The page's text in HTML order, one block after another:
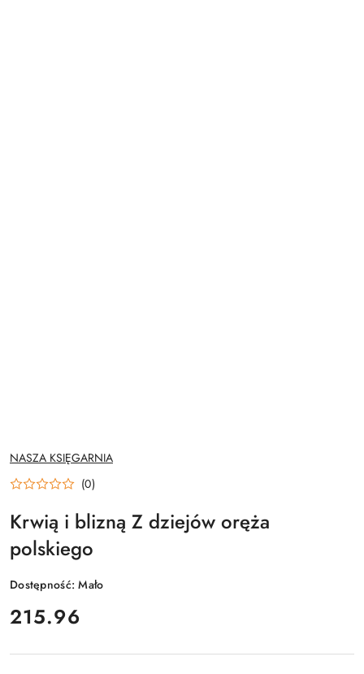
NAZWA
PRODUCENTA:
NASZA KSIĘGARNIA
(0)
Krwią i blizną Z dziejów oręża
polskiego
Dostępność:Mało
cena:
215.96